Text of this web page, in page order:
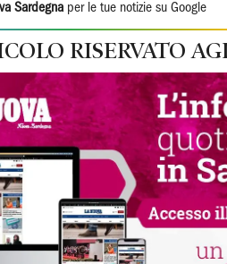
Sardegna per le tue notizie su Google
RISERVATO